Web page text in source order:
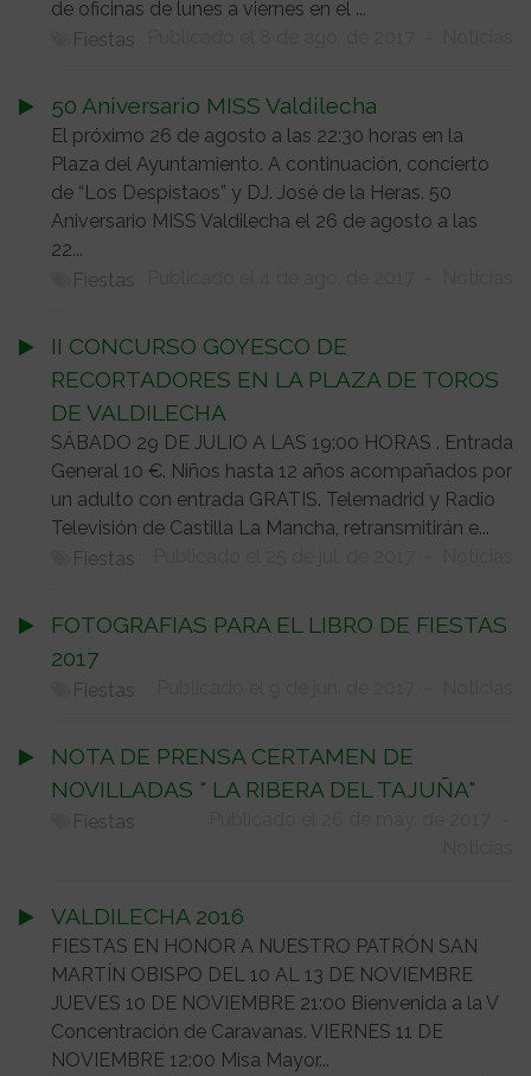
de oficinas de lunes a viernes en el ...
Fiestas
50 Aniversario MISS Valdilecha
El próximo 26 de agosto a las 22:30 horas en la
Plaza del Ayuntamiento. A continuación, concierto
de “Los Despistaos” y DJ. José de la Heras. 50
Aniversario MISS Valdilecha el 26 de agosto a las
22...
Fiestas
II CONCURSO GOYESCO DE
RECORTADORES EN LA PLAZA DE TOROS
DE VALDILECHA
SÁBADO 29 DE JULIO A LAS 19:00 HORAS . Entrada
General 10 €. Niños hasta 12 años acompañados por
un adulto con entrada GRATIS. Telemadrid y Radio
Televisión de Castilla La Mancha, retransmitirán e...
Fiestas
FOTOGRAFIAS PARA EL LIBRO DE FIESTAS
2017
Fiestas
NOTA DE PRENSA CERTAMEN DE
NOVILLADAS " LA RIBERA DEL TAJUÑA"
Fiestas
VALDILECHA 2016
FIESTAS EN HONOR A NUESTRO PATRÓN SAN
MARTÍN OBISPO DEL 10 AL 13 DE NOVIEMBRE
JUEVES 10 DE NOVIEMBRE 21:00 Bienvenida a la V
Concentración de Caravanas. VIERNES 11 DE
NOVIEMBRE 12:00 Misa Mayor...